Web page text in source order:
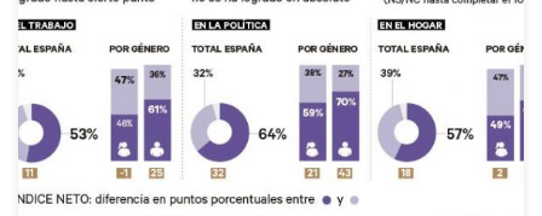
Nos hacemos hoy eco de esta noticia publicada en
20minutos. «La percepción de los españoles sobre los logros
en materia de igualdad de género ha mejorado levemente en el
último año, según revela la encuesta de DYM elaborada con
motivo del 8-M para 20minutos. Donde más se percibe este
ascenso […]